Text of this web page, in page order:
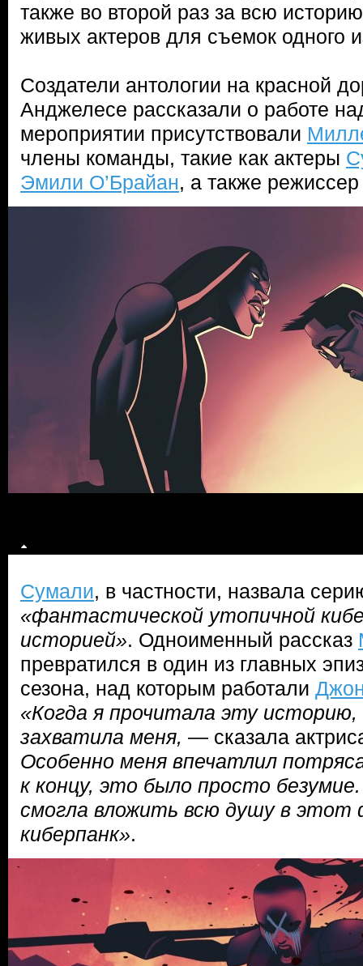
также во второй раз за всю
живых актеров для съемок одного
Создатели антологии на красной
Анджелесе рассказали о работе
мероприятии присутствовали
члены команды, такие как актеры
Эмили О’Брайан, а также
Сумали, в частности, назвала
«фантастической утопичной
историей». Одноименный рассказ
превратился в один из главных
сезона, над которым работали
«Когда я прочитала эту историю,
захватила меня, — сказала
Особенно меня впечатлил
к концу, это было просто
смогла вложить всю душу в этот
киберпанк».